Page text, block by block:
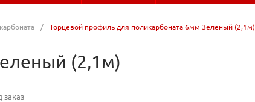
/ Торцевой профиль для поликарбоната 6мм Зеленый (2,1м)
(2,1м)
заказ